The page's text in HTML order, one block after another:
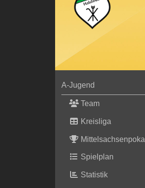
A-Jugend
Team
Kreisliga
Mittelsachsenpokal
Spielplan
Statistik